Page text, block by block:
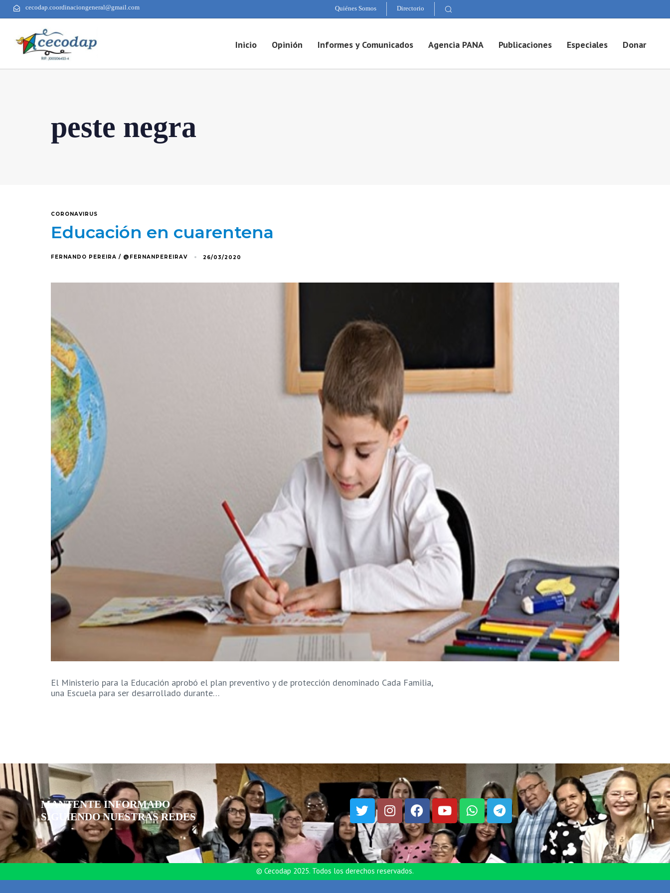
cecodap.coordinaciongeneral@gmail.com Quiénes Somos Directorio
Inicio Opinión Informes y Comunicados Agencia PANA Publicaciones Especiales Donar
peste negra
CORONAVIRUS
Educación en cuarentena
FERNANDO PEREIRA / @FERNANPEREIRAV 26/03/2020
El Ministerio para la Educación aprobó el plan preventivo y de protección denominado Cada Familia,
una Escuela para ser desarrollado durante…
MANTENTE INFORMADO
SIGUIENDO NUESTRAS REDES
© Cecodap 2025. Todos los derechos reservados.